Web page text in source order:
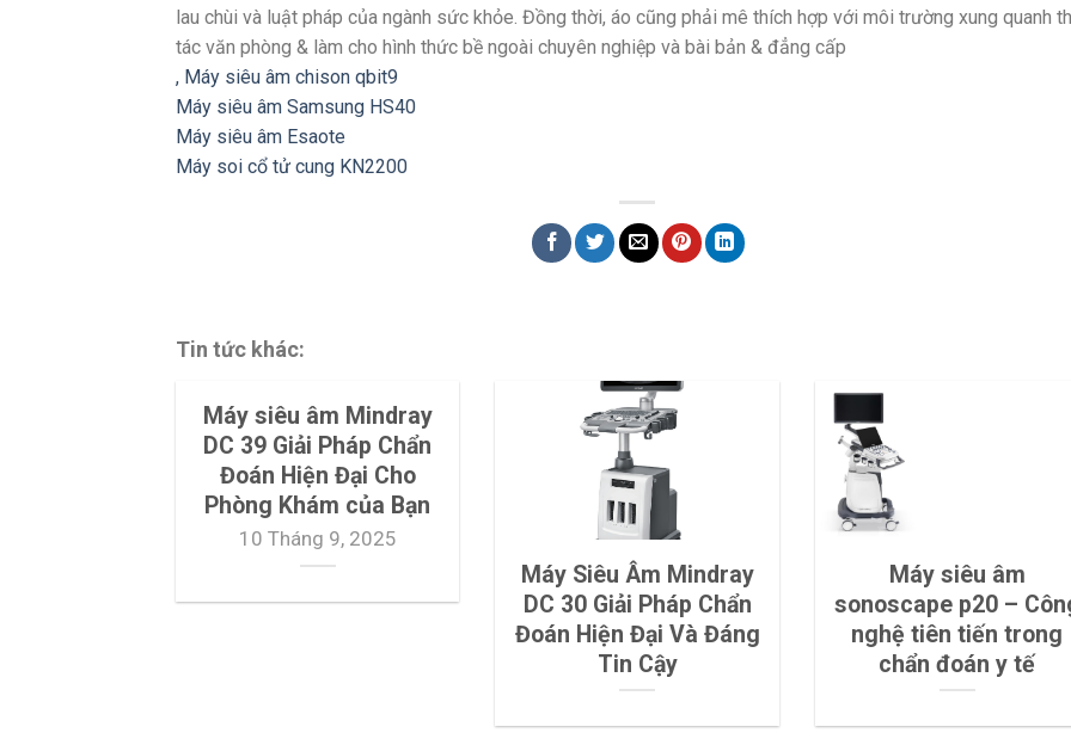
lau chùi và luật pháp của ngành sức khỏe. Đồng thời, áo cũng phải mê thích hợp với môi trường xung quanh
tác văn phòng & làm cho hình thức bề ngoài chuyên nghiệp và bài bản & đẳng cấp
, Máy siêu âm chison qbit9
Máy siêu âm Samsung HS40
Máy siêu âm Esaote
Máy soi cổ tử cung KN2200
Tin tức khác:
Máy siêu âm Mindray
DC 39 Giải Pháp Chẩn
Đoán Hiện Đại Cho
Phòng Khám của Bạn
10 Tháng 9, 2025
Máy Siêu Âm Mindray
DC 30 Giải Pháp Chẩn
Đoán Hiện Đại Và Đáng
Tin Cậy
Máy siêu âm
sonoscape p20 –
nghệ tiên tiến trong
chẩn đoán y tế